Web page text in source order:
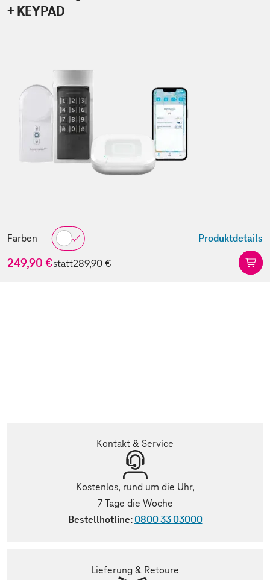
+ KEYPAD
Farben Produktdetails
249,90 €statt289,90 €
Kontakt & Service
Kostenlos, rund um die Uhr,
7 Tage die Woche
Bestellhotline:0800 33 03000
Lieferung & Retoure